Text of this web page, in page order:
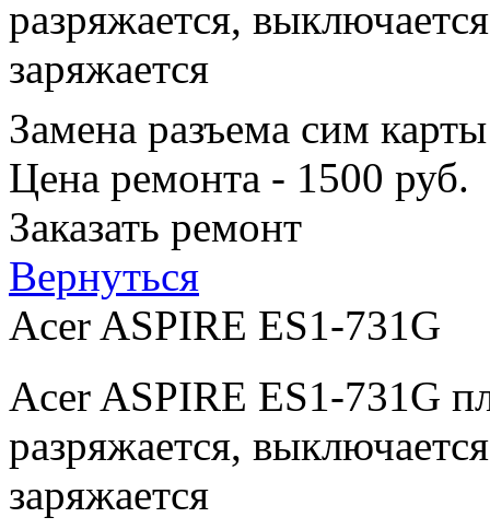
разряжается,
заряжается
Замена разъема сим
Цена ремонта - 1500 руб.
Заказать ремонт
Вернуться
Acer ASPIRE ES1-731G
Acer ASPIRE ES1-731G
разряжается,
заряжается